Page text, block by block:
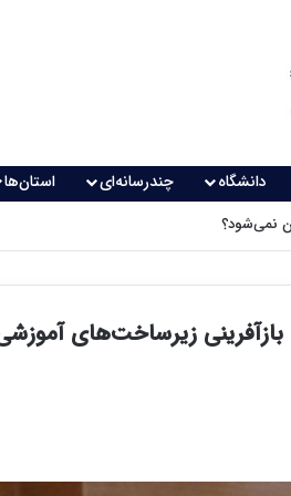
دانشگاه چندرسانه‌ای استان‌ها
نمی‌شود؟
زیرساخت‌های